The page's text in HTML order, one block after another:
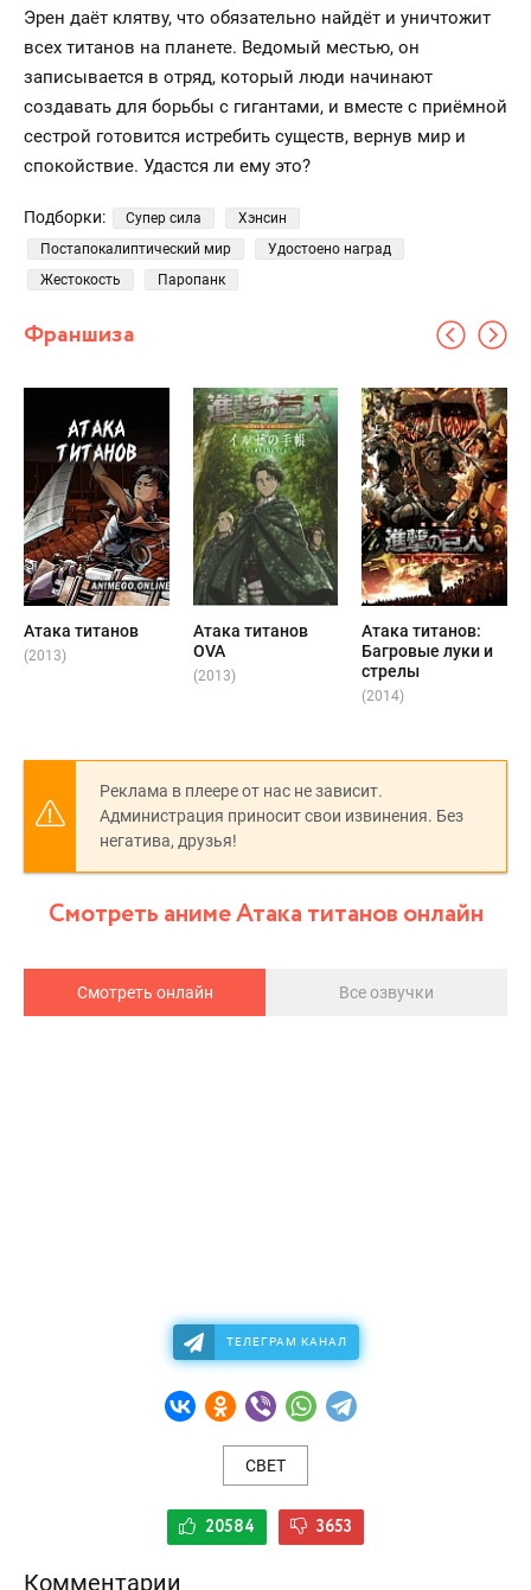
Эрен даёт клятву, что обязательно найдёт и уничтожит
всех титанов на планете. Ведомый местью, он
записывается в отряд, который люди начинают
создавать для борьбы с гигантами, и вместе с приёмной
сестрой готовится истребить существ, вернув мир и
спокойствие. Удастся ли ему это?
Подборки: Супер сила
Хэнсин
Постапокалиптический мир
Удостоено наград
Жестокость
Паропанк
Франшиза
Атака титанов
(2013)
Атака титанов
OVA
(2013)
Атака титанов:
Багровые луки и
стрелы
(2014)
Реклама в плеере от нас не зависит.
Администрация приносит свои извинения. Без
негатива, друзья!
Смотреть аниме Атака титанов онлайн
Смотреть онлайн Все озвучки
ТЕЛЕГРАМ КАНАЛ
СВЕТ
20584 3653
Комментарии